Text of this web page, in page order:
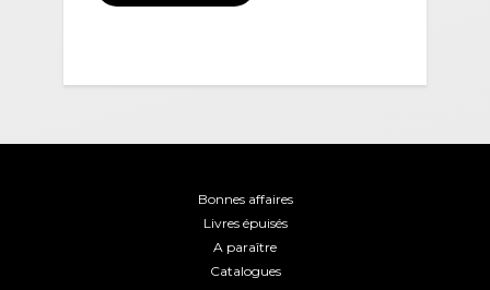
Bonnes affaires
Livres épuisés
A paraître
Catalogues